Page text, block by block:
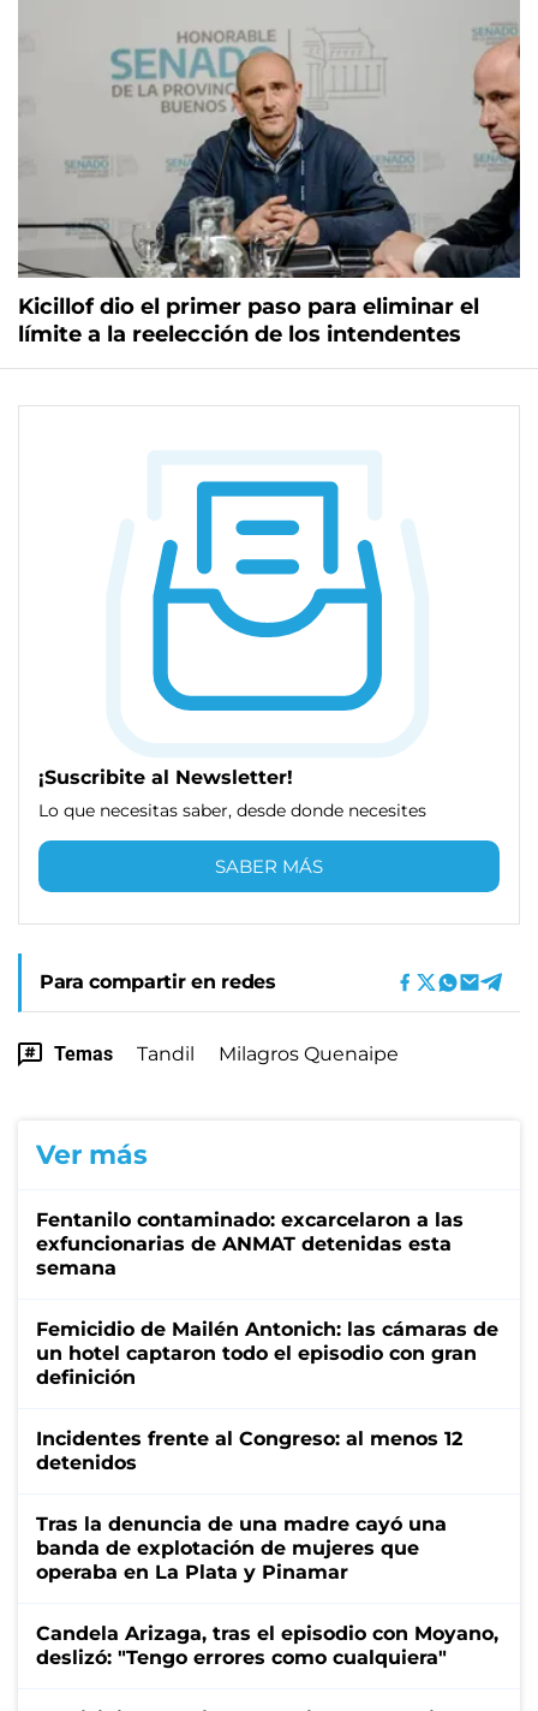
Kicillof dio el primer paso para eliminar el
límite a la reelección de los intendentes
¡Suscribite al Newsletter!
Lo que necesitas saber, desde donde necesites
SABER MÁS
Para compartir en redes
Temas Tandil Milagros Quenaipe
Ver más
Fentanilo contaminado: excarcelaron a las
exfuncionarias de ANMAT detenidas esta
semana
Femicidio de Mailén Antonich: las cámaras de
un hotel captaron todo el episodio con gran
definición
Incidentes frente al Congreso: al menos 12
detenidos
Tras la denuncia de una madre cayó una
banda de explotación de mujeres que
operaba en La Plata y Pinamar
Candela Arizaga, tras el episodio con Moyano,
deslizó: "Tengo errores como cualquiera"